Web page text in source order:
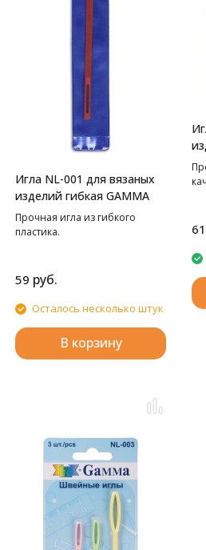
Игла NL-001 для вязаных
изделий гибкая GAMMA
Прочная игла из гибкого
пластика.
59 руб.
Осталось несколько штук
В корзину
61